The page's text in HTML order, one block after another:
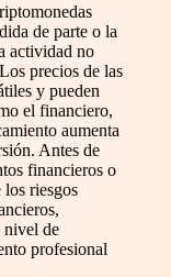
de parte o la
actividad no
precios de las
y pueden
el financiero,
aumenta
Antes de
financieros o
los riesgos
nivel de
profesional